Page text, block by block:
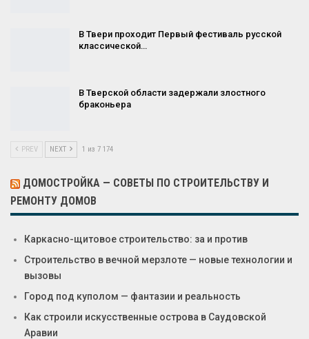
В Твери проходит Первый фестиваль русской
классической…
В Тверской области задержали злостного
браконьера
PREV NEXT 1 из 7 174
ДОМОСТРОЙКА — СОВЕТЫ ПО СТРОИТЕЛЬСТВУ И
РЕМОНТУ ДОМОВ
Каркасно-щитовое строительство: за и против
Строительство в вечной мерзлоте — новые технологии и
вызовы
Город под куполом — фантазии и реальность
Как строили искусственные острова в Саудовской
Аравии